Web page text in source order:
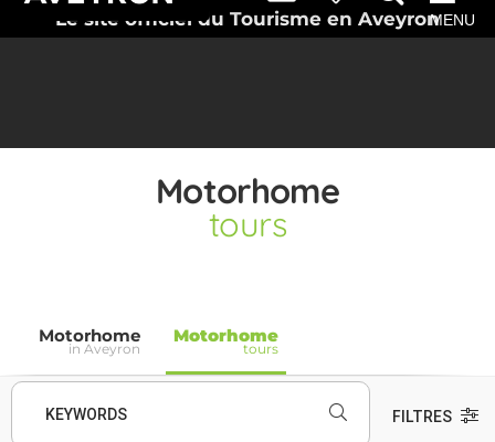
Le site officiel du Tourisme en AveyronMENU
Motorhome
tours
Motorhome
in Aveyron
Motorhome
tours
KEYWORDS FILTRES